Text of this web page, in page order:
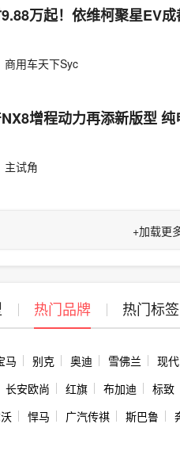
万起！依维柯聚星EV
商用车天下Syc
增程动力再添新版型
主试角
+加载更
热门品牌 热门标签
马 别克 奥迪 雪佛兰
现代
长安欧尚 红旗 布加迪
标致
悍马 广汽传祺 斯巴鲁